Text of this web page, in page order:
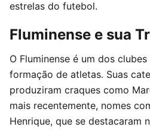
estrelas do futebol.
Fluminense e sua
O Fluminense é um dos
formação de atletas. Suas
produziram craques como
mais recentemente, nomes
Henrique, que se destacaram